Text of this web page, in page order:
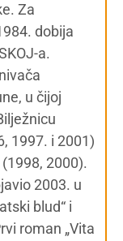
Za
dobija
a.
u čijoj
1997. i 2001)
(1998, 2000).
2003. u
blud“ i
roman „Vita